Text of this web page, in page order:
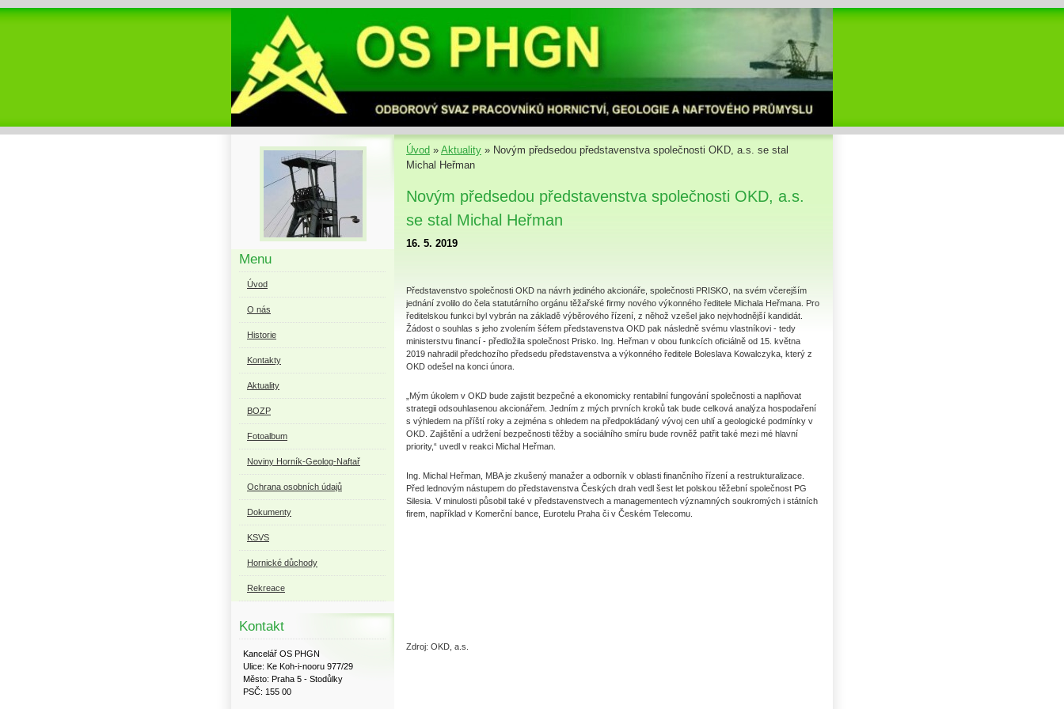
Úvod » Aktuality » Novým předsedou představenstva společnosti OKD, a.s. se stal
Michal Heřman
Novým předsedou představenstva společnosti OKD, a.s.
se stal Michal Heřman
16. 5. 2019
Představenstvo společnosti OKD na návrh jediného akcionáře, společnosti PRISKO, na svém včerejším
jednání zvolilo do čela statutárního orgánu těžařské firmy nového výkonného ředitele Michala Heřmana. Pro
ředitelskou funkci byl vybrán na základě výběrového řízení, z něhož vzešel jako nejvhodnější kandidát.
Žádost o souhlas s jeho zvolením šéfem představenstva OKD pak následně svému vlastníkovi - tedy
ministerstvu financí - předložila společnost Prisko. Ing. Heřman v obou funkcích oficiálně od 15. května
2019 nahradil předchozího předsedu představenstva a výkonného ředitele Boleslava Kowalczyka, který z
OKD odešel na konci února.
„Mým úkolem v OKD bude zajistit bezpečné a ekonomicky rentabilní fungování společnosti a naplňovat
strategii odsouhlasenou akcionářem. Jedním z mých prvních kroků tak bude celková analýza hospodaření
s výhledem na příští roky a zejména s ohledem na předpokládaný vývoj cen uhlí a geologické podmínky v
OKD. Zajištění a udržení bezpečnosti těžby a sociálního smíru bude rovněž patřit také mezi mé hlavní
priority,“ uvedl v reakci Michal Heřman.
Ing. Michal Heřman, MBA je zkušený manažer a odborník v oblasti finančního řízení a restrukturalizace.
Před lednovým nástupem do představenstva Českých drah vedl šest let polskou těžební společnost PG
Silesia. V minulosti působil také v představenstvech a managementech významných soukromých i státních
firem, například v Komerční bance, Eurotelu Praha či v Českém Telecomu.
Zdroj: OKD, a.s.
Menu
Úvod
O nás
Historie
Kontakty
Aktuality
BOZP
Fotoalbum
Noviny Horník-Geolog-Naftař
Ochrana osobních údajů
Dokumenty
KSVS
Hornické důchody
Rekreace
Kontakt
Kancelář OS PHGN
Ulice: Ke Koh-i-nooru 977/29
Město: Praha 5 - Stodůlky
PSČ: 155 00